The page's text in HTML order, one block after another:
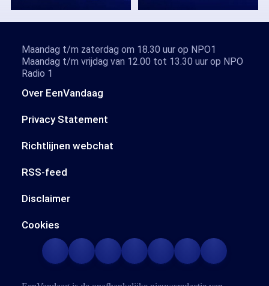
Over EenVandaag
Privacy Statement
Richtlijnen webchat
RSS-feed
Disclaimer
Cookies
Maandag t/m zaterdag om 18.30 uur op NPO1
Maandag t/m vrijdag van 12.00 tot 13.30 uur op NPO
Radio 1